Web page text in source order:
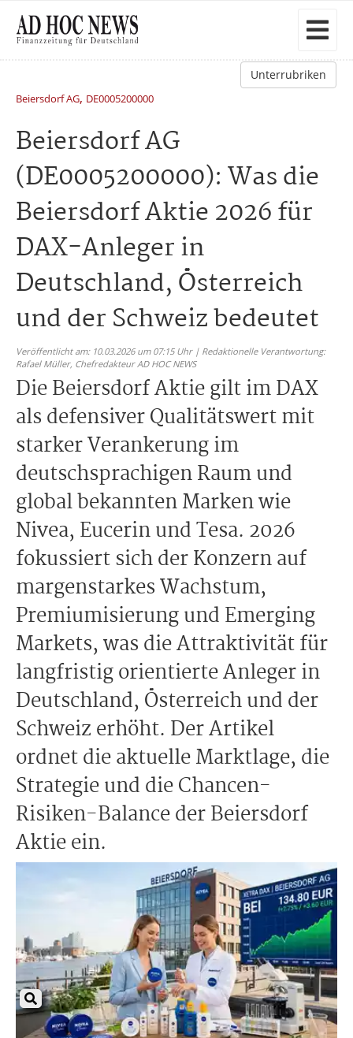
Unterrubriken
Beiersdorf AG, DE0005200000
Beiersdorf AG
(DE0005200000): Was die
Beiersdorf Aktie 2026 für
DAX-Anleger in
Deutschland, Österreich
und der Schweiz bedeutet
Veröffentlicht am: 10.03.2026 um 07:15 Uhr | Redaktionelle Verantwortung:
Rafael Müller, Chefredakteur AD HOC NEWS
Die Beiersdorf Aktie gilt im DAX
als defensiver Qualitätswert mit
starker Verankerung im
deutschsprachigen Raum und
global bekannten Marken wie
Nivea, Eucerin und Tesa. 2026
fokussiert sich der Konzern auf
margenstarkes Wachstum,
Premiumisierung und Emerging
Markets, was die Attraktivität für
langfristig orientierte Anleger in
Deutschland, Österreich und der
Schweiz erhöht. Der Artikel
ordnet die aktuelle Marktlage, die
Strategie und die Chancen-
Risiken-Balance der Beiersdorf
Aktie ein.